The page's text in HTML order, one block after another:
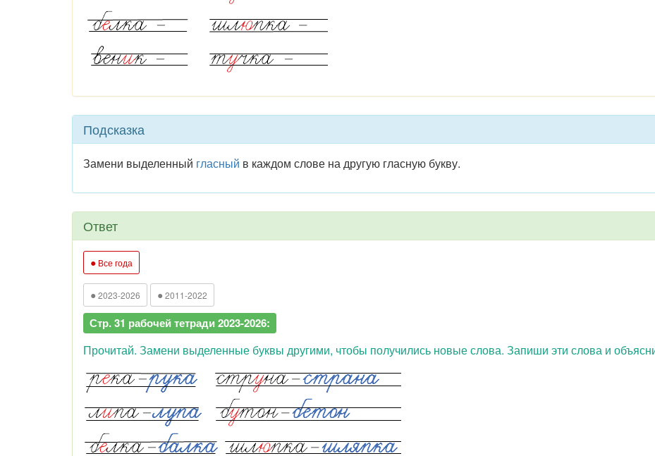
Подсказка
Замени выделенный гласный в каждом слове на другую гласную букву.
Ответ
● Все года
● 2023-2026 ● 2011-2022
Стр. 31 рабочей тетради 2023-2026:
Прочитай. Замени выделенные буквы другими, чтобы получились новые слова. Запиши эти слова и